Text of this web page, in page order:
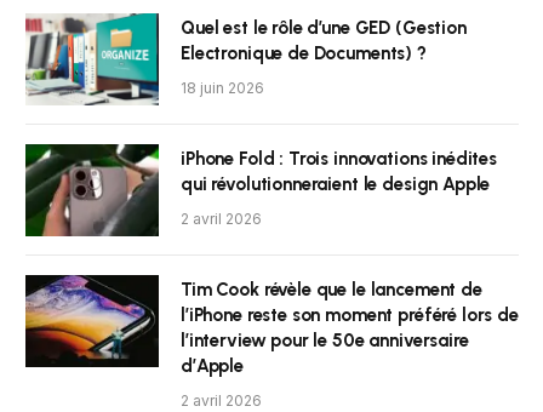
Quel est le rôle d’une GED (Gestion
Electronique de Documents) ?
18 juin 2026
iPhone Fold : Trois innovations inédites
qui révolutionneraient le design Apple
2 avril 2026
Tim Cook révèle que le lancement de
l’iPhone reste son moment préféré lors de
l’interview pour le 50e anniversaire
d’Apple
2 avril 2026